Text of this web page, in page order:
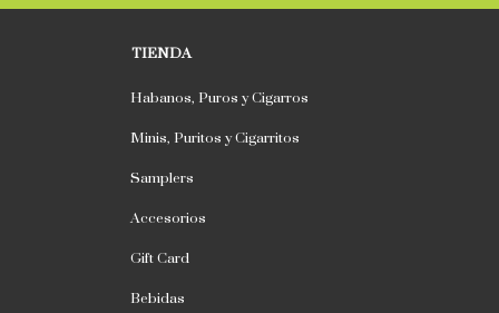
TIENDA
Habanos, Puros y Cigarros
Minis, Puritos y Cigarritos
Samplers
Accesorios
Gift Card
Bebidas